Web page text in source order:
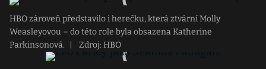
HBO zároveň představilo i herečku, která ztvární Molly
Weasleyovou – do této role byla obsazena Katherine
Parkinsonová.
Zdroj: HBO